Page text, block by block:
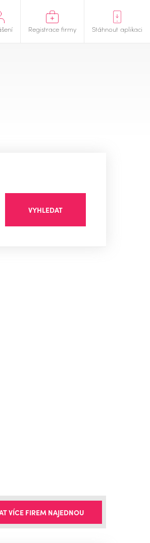
Registrace firmy Stáhnout aplikaci
VYHLEDAT
VÍCE FIREM NAJEDNOU